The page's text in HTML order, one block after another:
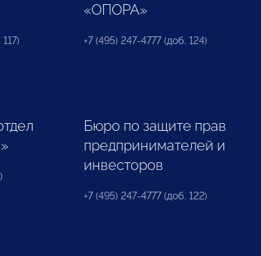
«ОПОРА»
+7 (495) 247-4777 (доб. 124)
Бюро по защите прав
предпринимателей и
инвесторов
+7 (495) 247-4777 (доб. 122)